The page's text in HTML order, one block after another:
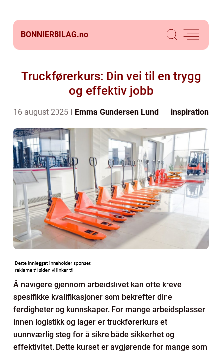
BONNIERBILAG.no
Truckførerkurs: Din vei til en trygg
og effektiv jobb
16 august 2025 Emma Gundersen Lund inspiration
Å navigere gjennom arbeidslivet kan ofte kreve
spesifikke kvalifikasjoner som bekrefter dine
ferdigheter og kunnskaper. For mange arbeidsplasser
innen logistikk og lager er truckførerkurs et
uunnværlig steg for å sikre både sikkerhet og
effektivitet. Dette kurset er avgjørende for mange som